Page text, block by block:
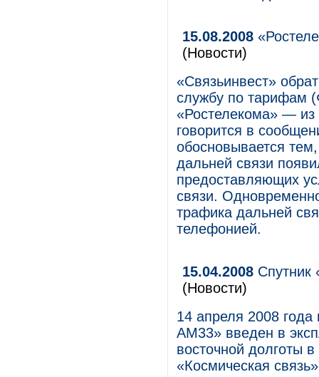
15.08.2008
(Новости)
«Связьинвест»
службу по тарифам
«Ростелекома» — из
говорится в
обосновывается
дальней связи
предоставляющих
связи.
трафика дальней
телефонией.
15.04.2008 Спутник
(Новости)
14 апреля 2008 года
АМ33» введен в
восточной долготы
«Космическая